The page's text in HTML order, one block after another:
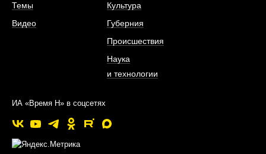
Темы
Видео
Культура
Губерния
Происшествия
Наука
и технологии
ИА «Время Н» в соцсетях